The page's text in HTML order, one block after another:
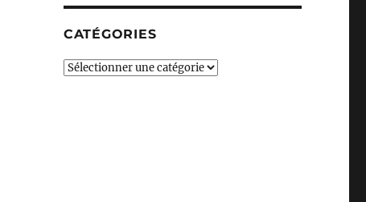
CATÉGORIES
Catégories